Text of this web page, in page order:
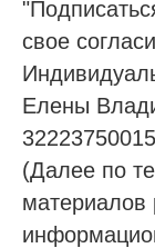
свое
Елены
(Далее по
материалов